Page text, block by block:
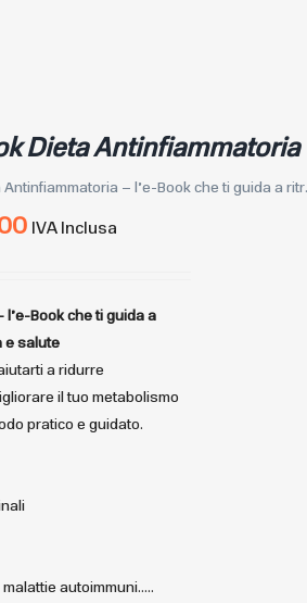
Dieta Antinfiammatoria
Antinfiammatoria – l’e-Book che ti guida a
IVA Inclusa
Book che ti guida a
e salute
a ridurre
il tuo metabolismo
pratico e guidato.
autoimmuni…..